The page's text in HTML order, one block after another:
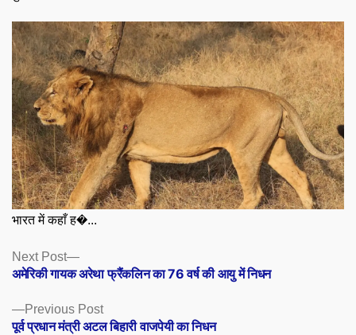
भारत में कहाँ ह�...
Posts
navigation
Previous PostPrevious
post:
पूर्व प्रधान मंत्री अटल बिहारी वाजपेयी का निधन
Next Post
Next
post:
अमेरिकी गायक अरेथा फ्रैंकलिन का 76 वर्ष की आयु में निधन